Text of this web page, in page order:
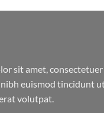
sit amet,
euismod tincidunt
volutpat.